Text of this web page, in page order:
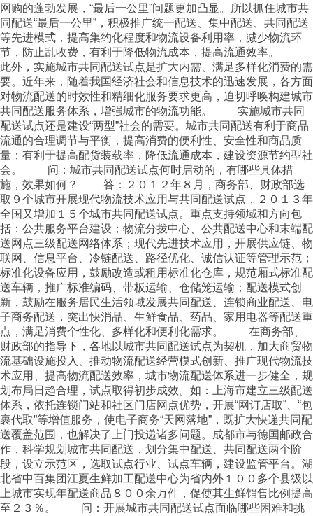
网购的蓬勃发展，“最后一公里”问题更加凸显。所以抓住城市共
同配送“最后一公里”，积极推广统一配送、集中配送、共同配送
等先进模式，提高集约化程度和物流设备利用率，减少物流环
节，防止乱收费，有利于降低物流成本，提高流通效率。
此外，实施城市共同配送试点是扩大内需、满足多样化消费的需
要。近年来，随着我国经济社会和信息技术的迅速发展，各方面
对物流配送的时效性和精细化服务要求更高，迫切呼唤构建城市
共同配送服务体系，增强城市的物流功能。 实施城市共同
配送试点还是建设“两型”社会的需要。城市共同配送有利于商品
流通的合理调节与平衡，提高消费的便利性、安全性和商品质
量；有利于提高配货装载率，降低流通成本，建设资源节约型社
会。 问：城市共同配送试点何时启动的，有哪些具体措
施，效果如何？ 答：２０１２年８月，商务部、财政部选
取９个城市开展现代物流技术应用与共同配送试点，２０１３年
全国又增加１５个城市共同配送试点。重点支持领域和方向包
括：公共服务平台建设；物流分拨中心、公共配送中心和末端配
送网点三级配送网络体系；现代先进技术应用，开展供应链、物
联网、信息平台、冷链配送、路径优化、诚信认证等管理示范；
标准化设备应用，鼓励改造或租用标准化仓库，规范厢式标准配
送车辆，推广标准编码、带板运输、仓储笼运输；配送模式创
新，鼓励在服务居民生活领域发展共同配送、连锁商业配送、电
子商务配送，突出快消品、生鲜食品、药品、家用电器等配送重
点，满足消费个性化、多样化和便利化需求。 在商务部、
财政部的指导下，各地以城市共同配送试点为契机，加大商贸物
流基础设施投入、推动物流配送经营模式创新、推广现代物流技
术应用、提高物流配送效率，城市物流配送体系进一步健全，规
划布局日趋合理，试点取得初步成效。如：上海市建立三级配送
体系，依托连锁门站和社区门店网点优势，开展“网订店取”、“包
裹代取”等增值服务，使电子商务“天网落地”，既扩大快递共同配
送覆盖范围，也解决了上门投递诸多问题。成都市与德国邮政合
作，科学规划城市共同配送，划分集中配送、共同配送两个阶
段，设立示范区，选取试点行业、试点车辆，建设监管平台。湖
北省中百集团江夏生鲜加工配送中心为省内外１００多个县级以
上城市实现年配送商品８００余万件，促使其生鲜销售比例提高
至２３％。 问：开展城市共同配送试点面临哪些困难和挑